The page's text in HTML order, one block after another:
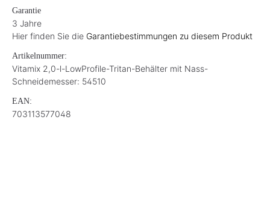
Garantie
3 Jahre
Hier finden Sie die Garantiebestimmungen zu diesem Produkt
Artikelnummer:
Vitamix 2,0-l-LowProfile-Tritan-Behälter mit Nass-
Schneidemesser: 54510
EAN:
703113577048